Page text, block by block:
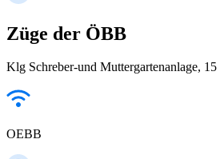
Züge der ÖBB
Klg Schreber-und Muttergartenanlage, 15
OEBB